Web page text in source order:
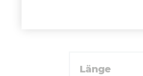
Länge